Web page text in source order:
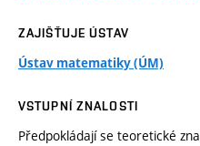
ZAJIŠŤUJE ÚSTAV
Ústav matematiky (ÚM)
VSTUPNÍ ZNALOSTI
Předpokládají se teoretické